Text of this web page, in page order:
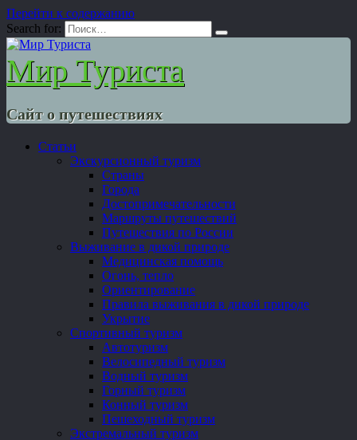
Перейти к содержанию
Search for:
Мир Туриста
Сайт о путешествиях
Статьи
Экскурсионный туризм
Страны
Города
Достопримечательности
Маршруты путешествий
Путешествия по России
Выживание в дикой природе
Медицинская помощь
Огонь, тепло
Ориентирование
Правила выживания в дикой природе
Укрытие
Спортивный туризм
Автотуризм
Велосипедный туризм
Водный туризм
Горный туризм
Конный туризм
Пешеходный туризм
Экстремальный туризм